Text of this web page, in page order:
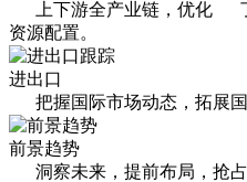
了
上下游全产业链，优化
资源配置。
进出口
把握国际市场动态，拓展国
前景趋势
洞察未来，提前布局，抢占